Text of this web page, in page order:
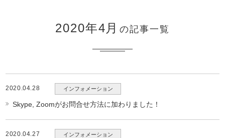
2020年4月 の記事一覧
2020.04.28 インフォメーション
Skype, Zoomがお問合せ方法に加わりました！
2020.04.27 インフォメーション